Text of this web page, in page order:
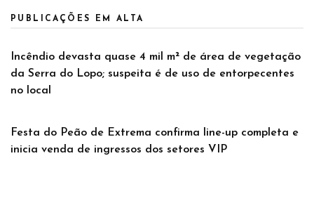
PUBLICAÇÕES EM ALTA
Incêndio devasta quase 4 mil m² de área de vegetação
da Serra do Lopo; suspeita é de uso de entorpecentes
no local
Festa do Peão de Extrema confirma line-up completa e
inicia venda de ingressos dos setores VIP